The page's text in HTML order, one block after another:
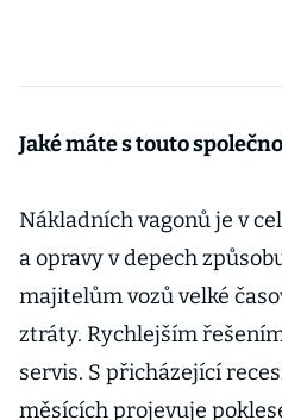
Jaké máte s touto
Nákladních vagonů je v
a opravy v depech
majitelům vozů velké
ztráty. Rychlejším
servis. S přicházející
měsících projevuje